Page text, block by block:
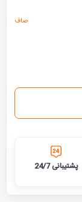
صاف
پشتیبانی 24/7